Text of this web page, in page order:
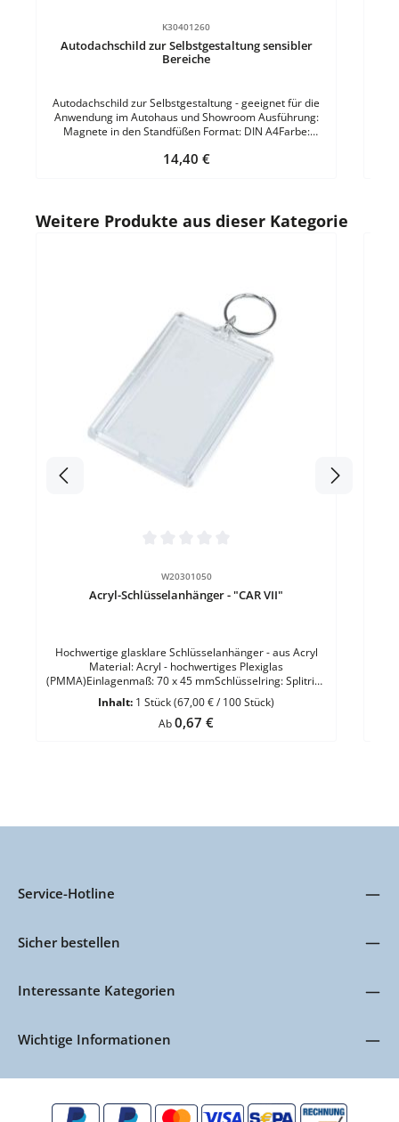
K30401260
Autodachschild zur Selbstgestaltung sensibler
Bereiche
Autodachschild zur Selbstgestaltung - geeignet für die
Anwendung im Autohaus und Showroom Ausführung:
Magnete in den Standfüßen Format: DIN A4Farbe:
Regulärer Preis:
14,40 €
Produktgalerie überspringen
Weitere Produkte aus dieser Kategorie
W20301050
Acryl-Schlüsselanhänger - "CAR VII"
Hochwertige glasklare Schlüsselanhänger - aus Acryl
Material: Acryl - hochwertiges Plexiglas
(PMMA)Einlagenmaß: 70 x 45 mmSchlüsselring: Splitring
25 mm - DreiecksbügelFarbe: Glasklar
Inhalt: 1 Stück(67,00 € / 100 Stück)
Regulärer Preis:
Ab0,67 €
Service-Hotline
Sicher bestellen
Interessante Kategorien
Wichtige Informationen